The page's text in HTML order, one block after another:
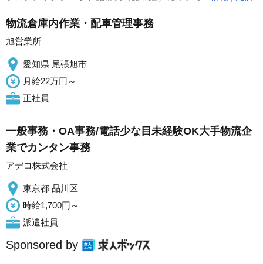
物流倉庫内作業・配車管理事務
旭営業所
愛知県 尾張旭市
月給22万円～
正社員
一般事務・OA事務/電話少な目未経験OK大手物流企
業でカンタン事務
アデコ株式会社
東京都 品川区
時給1,700円～
派遣社員
Sponsored by